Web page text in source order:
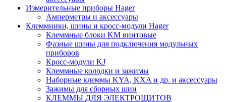
Измерительные приборы Hager
Амперметры и аксессуары
Клеммники, шины и кросс-модули Hager
Клеммные блоки KM винтовые
Фазные шины для подключения модульных
приборов
Кросс-модули KJ
Клеммные колодки и зажимы
Наборные клеммы KYA, KXA и др. и аксессуары
Зажимы для сборных шин
КЛЕММЫ ДЛЯ ЭЛЕКТРОЩИТОВ